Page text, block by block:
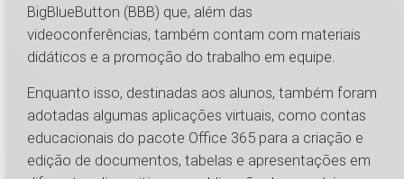
BigBlueButton (BBB) que, além das
videoconferências, também contam com materiais
didáticos e a promoção do trabalho em equipe.
Enquanto isso, destinadas aos alunos, também foram
adotadas algumas aplicações virtuais, como contas
educacionais do pacote Office 365 para a criação e
edição de documentos, tabelas e apresentações em